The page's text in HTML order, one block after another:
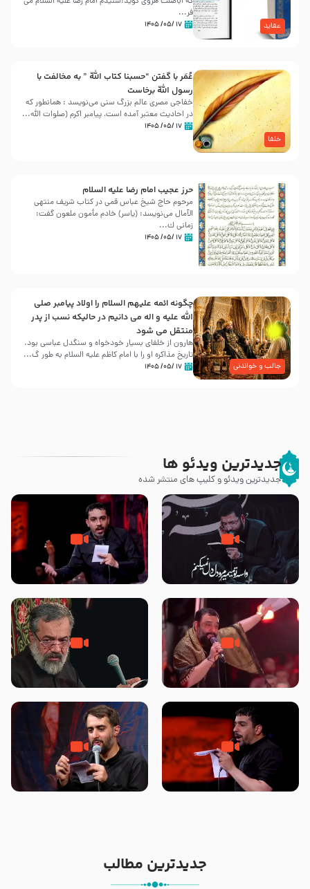
عقاید
فر...
۱۷ /۰۵/ ۱۴۰۵
خلفا
عُمَر با گفتن “حسبنا كتاب اللّه ” به مخالفت با
رسول اللّه برخاست
خفاجی مصری عالم بزرگ سنی می‌نویسد : همانطور که
در احادیث معتبر آمده است، پیامبر اکرم (صلوات اللّه...
۱۷ /۰۵/ ۱۴۰۵
حرز عجیب امام رضا علیه السلام
مرحوم حاج شیخ عباس قمی در کتاب شریف منتهی
الآمال می‌نویسد: (ياسر) خادم مأمون ملعون گفت:
زمانى ك...
۱۷ /۰۵/ ۱۴۰۵
جالب و خواندنی
چگونه ائمه علیهم السلام را اولاد پیامبر صلی
الله علیه و اله می دانیم در حالیکه نسب از پدر
منتقل می شود
هارون از خلفای بسیار خودخواه و سنگدل عباسی بود.
تاریخ مذاکره او را با امام کاظم علیه السلام به طور گ...
۱۷ /۰۵/ ۱۴۰۵
جدیدترین ویدئو ها
جدیدترین ویدئو و کلیپ های منتشر شده
مصداق کربلا – حاج حسین سیب
سرخی
شور ، حسینا! به‌ حق زهرا «أُنْظُرْ
إِلَینا» – عزاداری شب هفتم ماه
جانا جانا ابی عبدالله – کربلایی جواد
مقدم – شب هشتم محرم 1448 –
مادر منم مثل تو خمیدم – حاج
محمود کریمی – شهادت حضرت
هیئت رایة العباس علیه السلام
تک ، عبّاس، صاحب دل‌هاست –
حاج حنیف طاهری – عزاداری شب
من غلام نوکراتم من عاشق کربلاتم
– شور زمینه – شب هفتم – محرم
جدیدترین مطالب